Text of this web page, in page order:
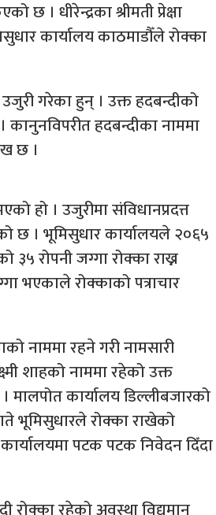
छ । धीरेन्द्रका श्रीमती प्रेक्षा
कार्यालय काठमाडौँले रोक्का
गरेका हुन् । उक्त हदबन्दीको
हदबन्दीका नाममा
छ ।
हो । उजुरीमा संविधानप्रदत्त
छ । भूमिसुधार कार्यालयले २०६५
रोपनी जग्गा रोक्का राख्न
भएकाले रोक्काको पत्राचार
नाममा रहने गरी नामसारी
शाहको नाममा रहेको उक्त
मालपोत कार्यालय डिल्लीबजारको
भूमिसुधारले रोक्का राखेको
पटक पटक निवेदन दिँदा